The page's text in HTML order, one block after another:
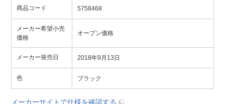
商品コード 5758468
メーカー希望小売
価格
オープン価格
メーカー発売日 2018年9月13日
色 ブラック
メーカーサイトで仕様を確認する